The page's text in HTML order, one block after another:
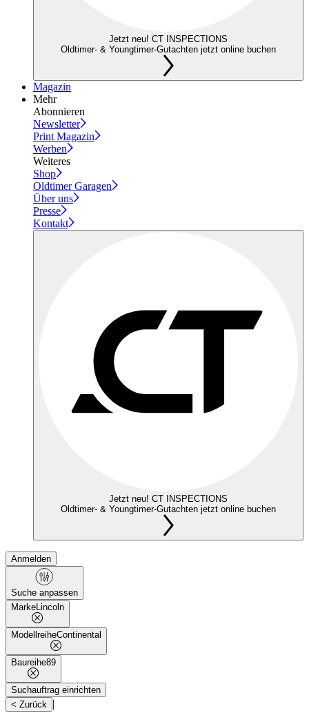
Jetzt neu! CT INSPECTIONS
Oldtimer- & Youngtimer-Gutachten jetzt online buchen
Magazin
Mehr
Abonnieren
Newsletter
Print Magazin
Werben
Weiteres
Shop
Oldtimer Garagen
Über uns
Presse
Kontakt
Jetzt neu! CT INSPECTIONS
Oldtimer- & Youngtimer-Gutachten jetzt online buchen
Anmelden
Suche anpassen
MarkeLincoln
ModellreiheContinental
Baureihe89
Suchauftrag einrichten
< Zurück |